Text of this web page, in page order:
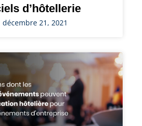
d’hôtellerie
décembre 21, 2021